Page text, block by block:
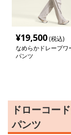
¥19,500(税込)
なめらかドレープワ
パンツ
ドローコー
パンツ